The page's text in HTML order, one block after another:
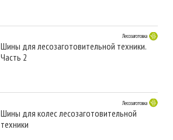
Лесозаготовка
Шины для лесозаготовительной техники.
Часть 2
Лесозаготовка
Шины для колес лесозаготовительной
техники